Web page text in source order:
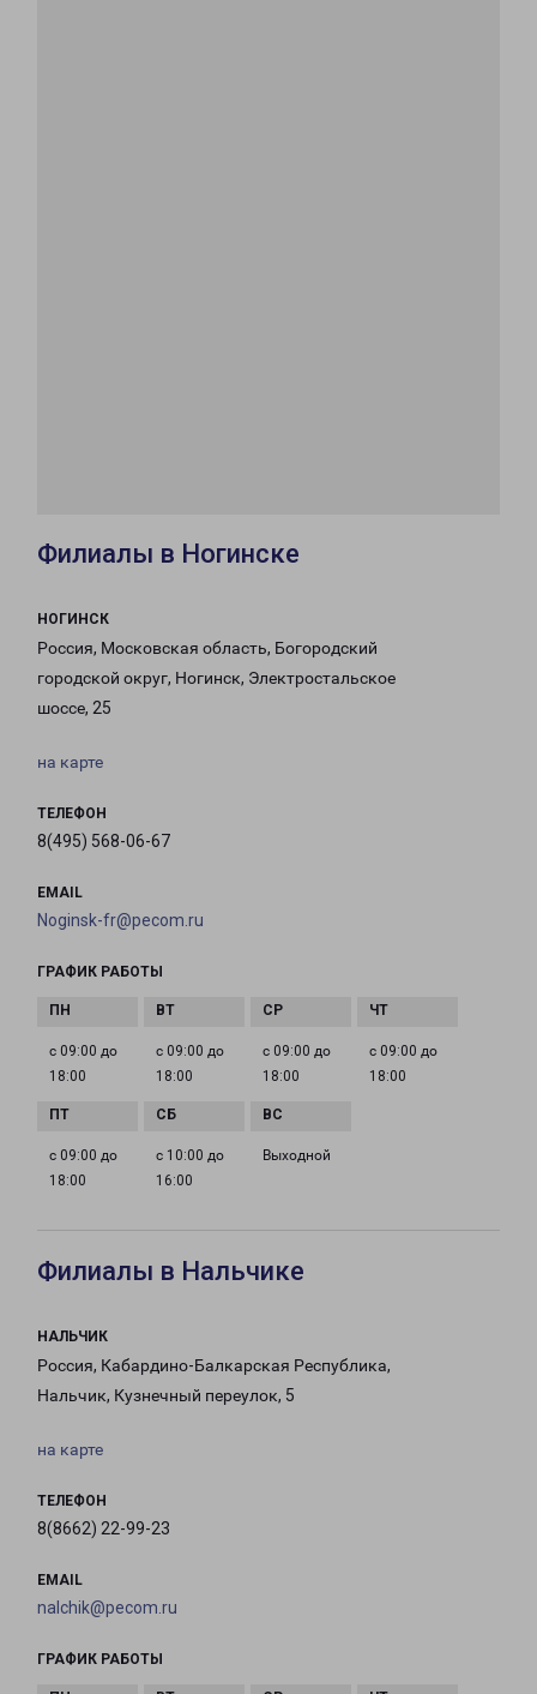
Филиалы в Ногинске
НОГИНСК
Россия, Московская область, Богородский
городской округ, Ногинск, Электростальское
шоссе, 25
на карте
ТЕЛЕФОН
8(495) 568-06-67
EMAIL
Noginsk-fr@pecom.ru
ГРАФИК РАБОТЫ
с 09:00 до
18:00
с 09:00 до
18:00
с 09:00 до
18:00
с 09:00 до
18:00
с 09:00 до
18:00
с 10:00 до
16:00
Выходной
Филиалы в Нальчике
НАЛЬЧИК
Россия, Кабардино-Балкарская Республика,
Нальчик, Кузнечный переулок, 5
на карте
ТЕЛЕФОН
8(8662) 22-99-23
EMAIL
nalchik@pecom.ru
ГРАФИК РАБОТЫ